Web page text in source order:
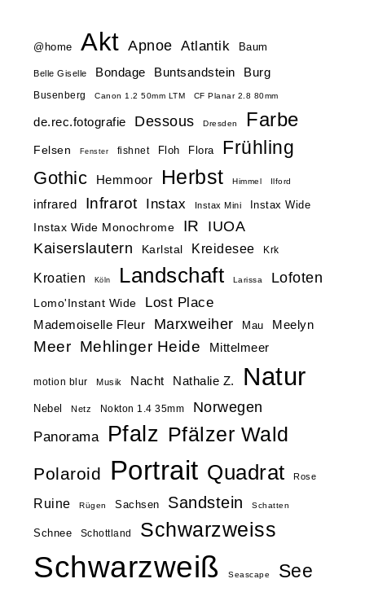
@home Akt Apnoe Atlantik Baum
Belle Giselle Bondage Buntsandstein Burg
Busenberg Canon 1.2 50mm LTM CF Planar 2.8 80mm
de.rec.fotografie Dessous Dresden Farbe
Felsen Fenster fishnet Floh Flora Frühling
Gothic Hemmoor Herbst Himmel Ilford
infrared Infrarot Instax Instax Mini
Instax Wide
Instax Wide Monochrome
IR
IUOA
Kaiserslautern
Karlstal Kreidesee Krk
Kroatien Köln Landschaft Larissa Lofoten
Lomo'Instant Wide Lost Place
Mademoiselle Fleur Marxweiher Mau Meelyn
Meer Mehlinger Heide Mittelmeer
motion blur Musik Nacht Nathalie Z. Natur
Nebel Netz Nokton 1.4 35mm Norwegen
Panorama Pfalz Pfälzer Wald
Polaroid Portrait Quadrat Rose
Ruine Rügen Sachsen Sandstein Schatten
Schnee Schottland Schwarzweiss
Schwarzweiß Seascape See